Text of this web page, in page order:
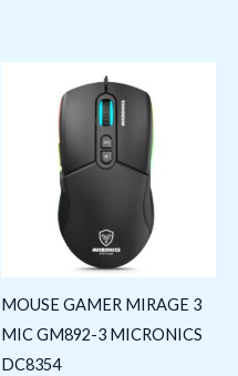
MOUSE GAMER MIRAGE 3
MIC GM892-3 MICRONICS
DC8354